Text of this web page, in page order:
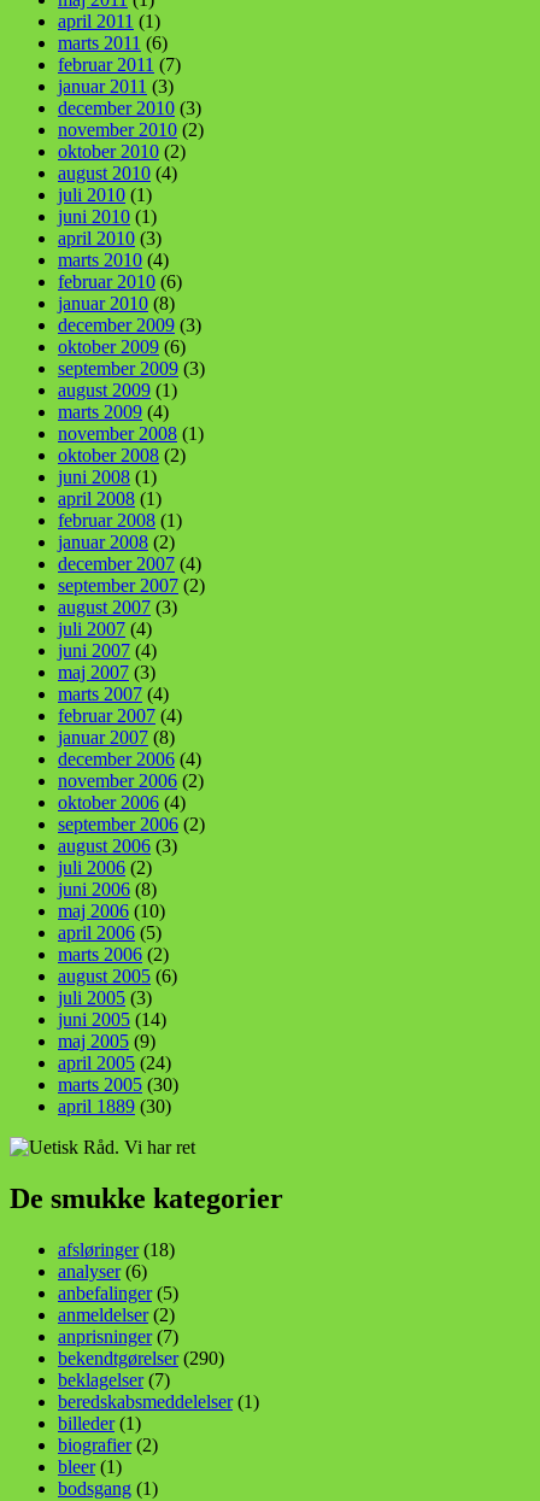
april 2011 (1)
marts 2011 (6)
februar 2011 (7)
januar 2011 (3)
december 2010 (3)
november 2010 (2)
oktober 2010 (2)
august 2010 (4)
juli 2010 (1)
juni 2010 (1)
april 2010 (3)
marts 2010 (4)
februar 2010 (6)
januar 2010 (8)
december 2009 (3)
oktober 2009 (6)
september 2009 (3)
august 2009 (1)
marts 2009 (4)
november 2008 (1)
oktober 2008 (2)
juni 2008 (1)
april 2008 (1)
februar 2008 (1)
januar 2008 (2)
december 2007 (4)
september 2007 (2)
august 2007 (3)
juli 2007 (4)
juni 2007 (4)
maj 2007 (3)
marts 2007 (4)
februar 2007 (4)
januar 2007 (8)
december 2006 (4)
november 2006 (2)
oktober 2006 (4)
september 2006 (2)
august 2006 (3)
juli 2006 (2)
juni 2006 (8)
maj 2006 (10)
april 2006 (5)
marts 2006 (2)
august 2005 (6)
juli 2005 (3)
juni 2005 (14)
maj 2005 (9)
april 2005 (24)
marts 2005 (30)
april 1889 (30)
De smukke kategorier
afsløringer(18)
analyser(6)
anbefalinger(5)
anmeldelser(2)
anprisninger(7)
bekendtgørelser(290)
beklagelser(7)
beredskabsmeddelelser(1)
billeder(1)
biografier(2)
bleer(1)
bodsgang (1)